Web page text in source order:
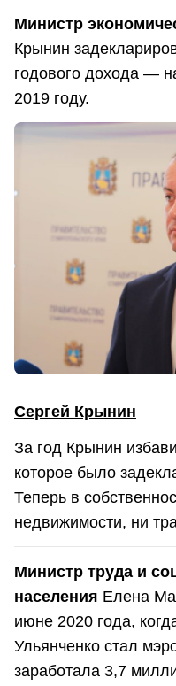
Министр
Крынин
годового дохода —
2019 году.
Сергей Крынин
За год Крынин
которое было
Теперь в
недвижимости, ни
Министр труда и
населения Елена
июне 2020 года,
Ульянченко стал
заработала 3,7